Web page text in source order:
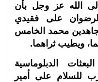
الله عز وجل بأن
على فقيدي
محمد الخامس
ويطيب ثراهما.
الدبلوماسية
للسلام على أمير